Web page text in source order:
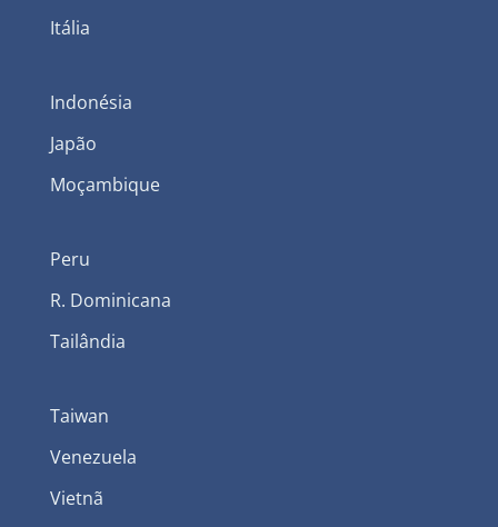
Itália
Indonésia
Japão
Moçambique
Peru
R. Dominicana
Tailândia
Taiwan
Venezuela
Vietnã